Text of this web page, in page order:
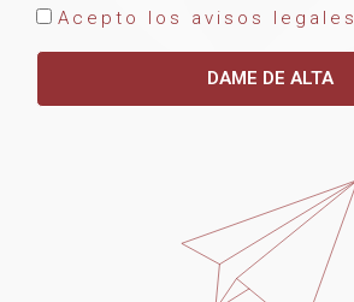
Acepto los avisos legales
DAME DE ALTA